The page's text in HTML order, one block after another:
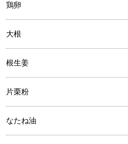
鶏卵
大根
根生姜
片栗粉
なたね油